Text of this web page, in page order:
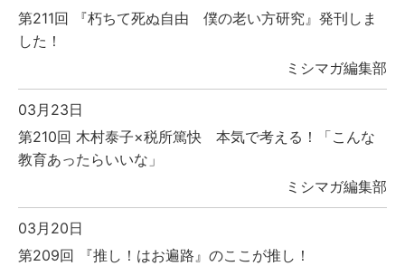
第211回 『朽ちて死ぬ自由 僕の老い方研究』発刊しま
した！
ミシマガ編集部
03月23日
第210回 木村泰子×税所篤快 本気で考える！「こんな
教育あったらいいな」
ミシマガ編集部
03月20日
第209回 『推し！はお遍路』のここが推し！